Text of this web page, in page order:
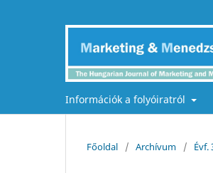
Információk a folyóiratról
Főoldal / Archívum / Évf.